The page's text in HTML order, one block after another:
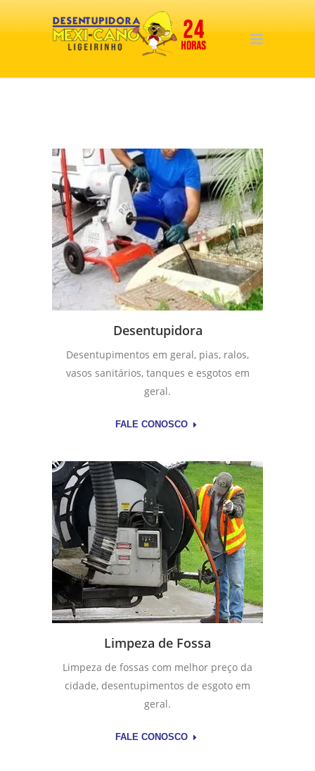
Desentupidora
Desentupimentos em geral, pias, ralos,
vasos sanitários, tanques e esgotos em
geral.
FALE CONOSCO
Limpeza de Fossa
Limpeza de fossas com melhor preço da
cidade, desentupimentos de esgoto em
geral.
FALE CONOSCO